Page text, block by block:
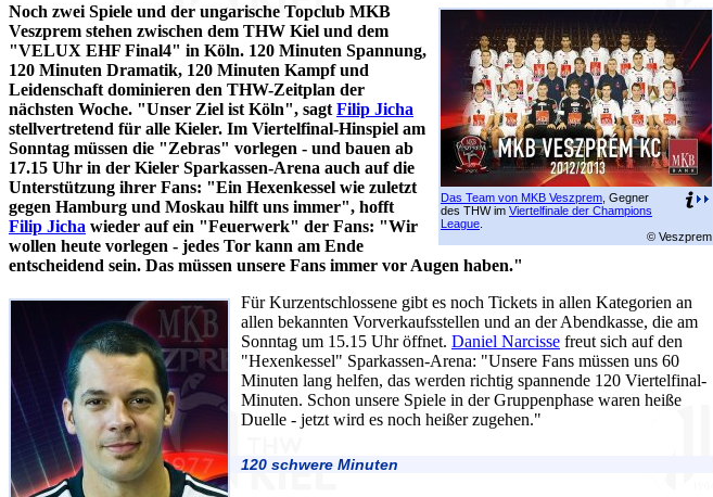
Das Team von MKB Veszprem , Gegner
des THW im Viertelfinale der Champions
League
© Veszprem
Noch zwei Spiele und der ungarische Topclub MKB
Veszprem stehen zwischen dem THW Kiel und dem
"VELUX EHF Final4" in Köln. 120 Minuten Spannung,
120 Minuten Dramatik, 120 Minuten Kampf und
Leidenschaft dominieren den THW-Zeitplan der
nächsten Woche. "Unser Ziel ist Köln", sagt Filip Jicha
stellvertretend für alle Kieler. Im Viertelfinal-Hinspiel am
Sonntag müssen die "Zebras" vorlegen - und bauen ab
17.15 Uhr in der Kieler Sparkassen-Arena auch auf die
Unterstützung ihrer Fans: "Ein Hexenkessel wie zuletzt
gegen Hamburg und Moskau hilft uns immer", hofft
Filip Jicha wieder auf ein "Feuerwerk" der Fans: "Wir
wollen heute vorlegen - jedes Tor kann am Ende
entscheidend sein. Das müssen unsere Fans immer vor Augen haben."
Für Kurzentschlossene gibt es noch Tickets in allen Kategorien an
allen bekannten Vorverkaufsstellen und an der Abendkasse, die am
Sonntag um 15.15 Uhr öffnet. Daniel Narcisse freut sich auf den
"Hexenkessel" Sparkassen-Arena: "Unsere Fans müssen uns 60
Minuten lang helfen, das werden richtig spannende 120 Viertelfinal-
Minuten. Schon unsere Spiele in der Gruppenphase waren heiße
Duelle - jetzt wird es noch heißer zugehen."
120 schwere Minuten